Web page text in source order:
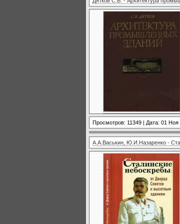
Просмотров: 11349 | Дата: 01 Ноя
А.А.Васькин, Ю.И.Назаренко -